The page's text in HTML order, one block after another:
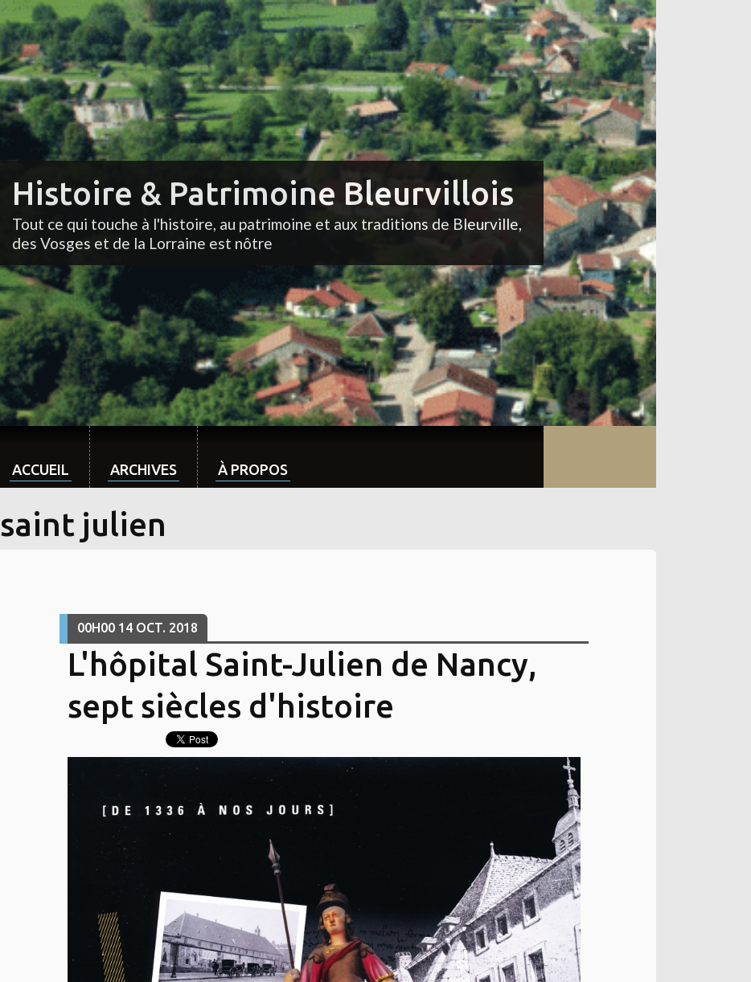
Histoire & Patrimoine Bleurvillois
Tout ce qui touche à l'histoire, au patrimoine et aux traditions de Bleurville,
des Vosges et de la Lorraine est nôtre
ACCUEIL ARCHIVES À PROPOS
saint julien
00H00 14 OCT. 2018
L'hôpital Saint-Julien de Nancy,
sept siècles d'histoire